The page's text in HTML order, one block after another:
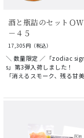
酒と瓶詰のセットＯ
－４５
17,305円（税込）
＼ 数量限定 ／「zodiac
s」第3弾入荷しました！
「消えるスモーク、残る甘美